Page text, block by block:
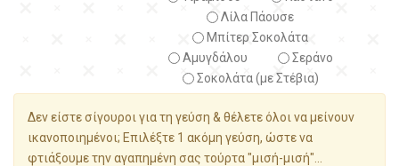
Λίλα Πάουσε
Μπίτερ Σοκολάτα
Αμυγδάλου
Σεράνο
Σοκολάτα (με Στέβια)
Δεν είστε σίγουροι για τη γεύση & θέλετε όλοι να μείνουν
ικανοποιημένοι; Επιλέξτε 1 ακόμη γεύση, ώστε να
φτιάξουμε την αγαπημένη σας τούρτα "μισή-μισή"...